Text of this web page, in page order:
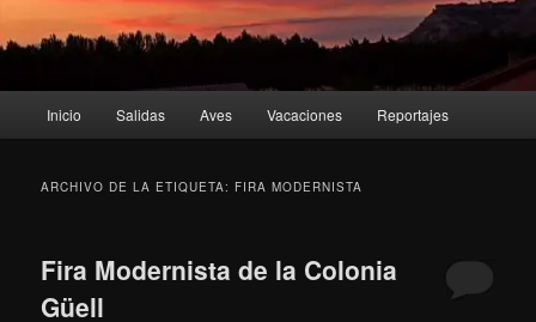
Inicio Salidas Aves Vacaciones Reportajes
ARCHIVO DE LA ETIQUETA: FIRA MODERNISTA
Fira Modernista de la Colonia
Güell